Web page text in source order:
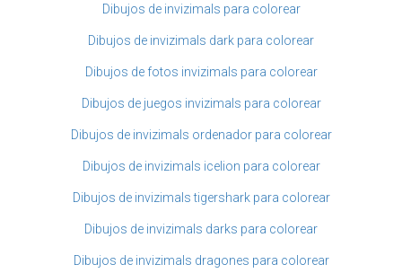
Dibujos de invizimals para colorear
Dibujos de invizimals dark para colorear
Dibujos de fotos invizimals para colorear
Dibujos de juegos invizimals para colorear
Dibujos de invizimals ordenador para colorear
Dibujos de invizimals icelion para colorear
Dibujos de invizimals tigershark para colorear
Dibujos de invizimals darks para colorear
Dibujos de invizimals dragones para colorear